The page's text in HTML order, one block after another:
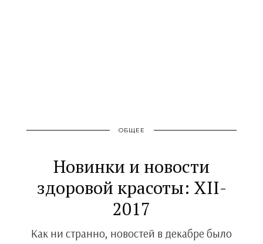
ОБЩЕЕ
Новинки и новости
здоровой красоты: XII-
2017
Как ни странно, новостей в декабре было